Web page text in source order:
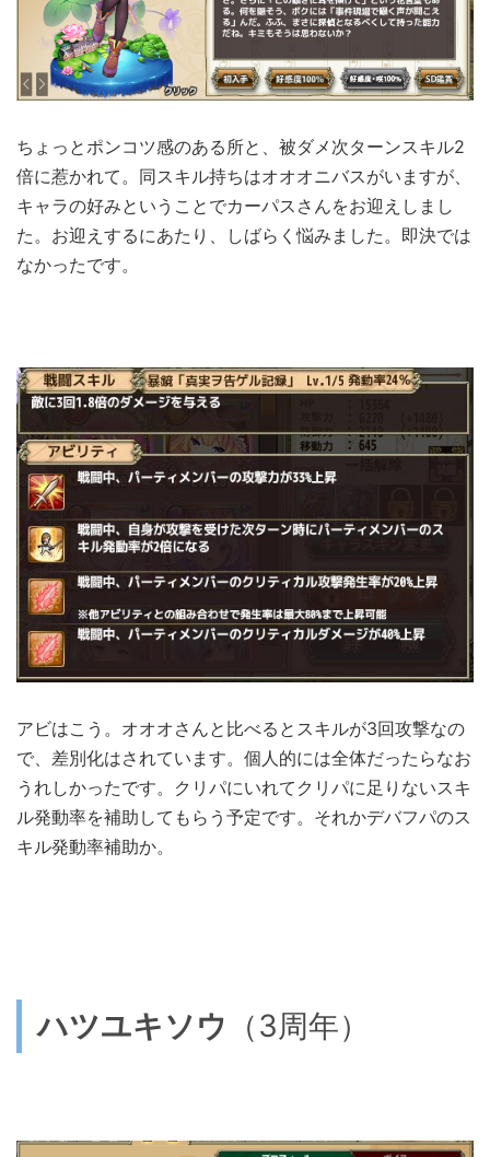
ちょっとポンコツ感のある所と、被ダメ次ターンスキル2
倍に惹かれて。同スキル持ちはオオオニバスがいますが、
キャラの好みということでカーパスさんをお迎えしまし
た。お迎えするにあたり、しばらく悩みました。即決では
なかったです。
アビはこう。オオオさんと比べるとスキルが3回攻撃なの
で、差別化はされています。個人的には全体だったらなお
うれしかったです。クリパにいれてクリパに足りないスキ
ル発動率を補助してもらう予定です。それかデバフパのス
キル発動率補助か。
ハツユキソウ （3周年）